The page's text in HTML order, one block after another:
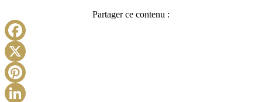
Partager ce contenu :